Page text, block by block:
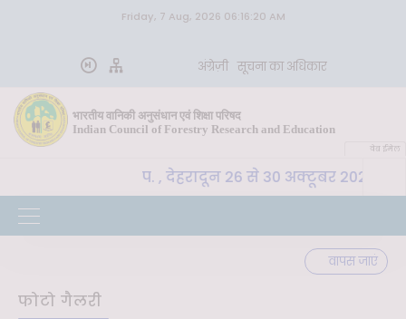
Friday, 7 Aug, 2026 06:16:20 AM
अंग्रेज़ी सूचना का अधिकार
भारतीय वानिकी अनुसंधान एवं शिक्षा परिषद
Indian Council of Forestry Research and Education
वेब ईमेल
भा. वा. अ. शि. प. , देहरादून 26 से 30 अक्टूबर 2026 तक
वापस जाएं
फोटो गैलरी